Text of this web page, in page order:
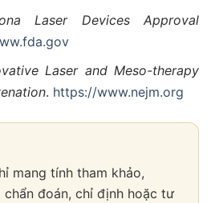
Laser Devices Approval
Laser and Meso-therapy
. https://www.nejm.org
mang tính tham khảo,
đoán, chỉ định hoặc tư